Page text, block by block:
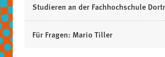
Studieren an der Fachhochschule
Für Fragen: Mario Tiller